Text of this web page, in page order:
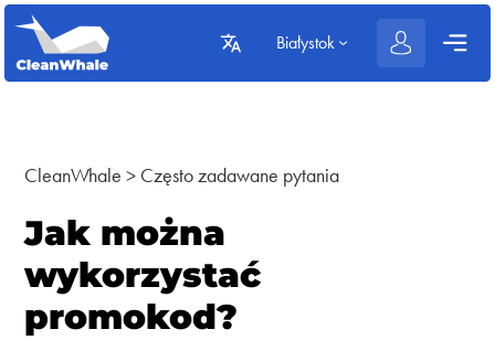
Białystok
CleanWhale > Często zadawane pytania
Jak można
wykorzystać
promokod?